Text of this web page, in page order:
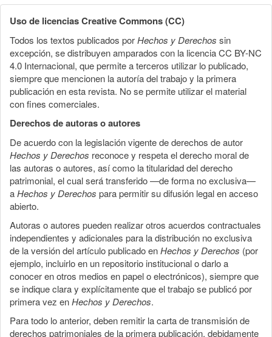
Uso de licencias Creative Commons (CC)
Todos los textos publicados porHechos y Derechos sin
excepción, se distribuyen amparados con la licencia CC BY-NC
4.0 Internacional, que permite a terceros utilizar lo publicado,
siempre que mencionen la autoría del trabajo y la primera
publicación en esta revista. No se permite utilizar el material
con fines comerciales.
Derechos de autoras o autores
De acuerdo con la legislación vigente de derechos de autor
Hechos y Derechos reconoce y respeta el derecho moral de
las autoras o autores, así como la titularidad del derecho
patrimonial, el cual será transferido —de forma no exclusiva—
aHechos y Derechos para permitir su difusión legal en acceso
abierto.
Autoras o autores pueden realizar otros acuerdos contractuales
independientes y adicionales para la distribución no exclusiva
de la versión del artículo publicado enHechos y Derechos (por
ejemplo, incluirlo en un repositorio institucional o darlo a
conocer en otros medios en papel o electrónicos), siempre que
se indique clara y explícitamente que el trabajo se publicó por
primera vez enHechos y Derechos.
Para todo lo anterior, deben remitir la carta de transmisión de
derechos patrimoniales de la primera publicación, debidamente